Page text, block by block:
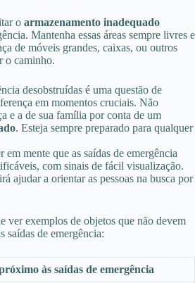
o armazenamento inadequado
Mantenha essas áreas sempre livres e
de móveis grandes, caixas, ou outros
o caminho.
desobstruídas é uma questão de
em momentos cruciais. Não
e a de sua família por conta de um
. Esteja sempre preparado para qualquer
mente que as saídas de emergência
com sinais de fácil visualização.
ajudar a orientar as pessoas na busca por
ver exemplos de objetos que não devem
saídas de emergência:
às saídas de emergência